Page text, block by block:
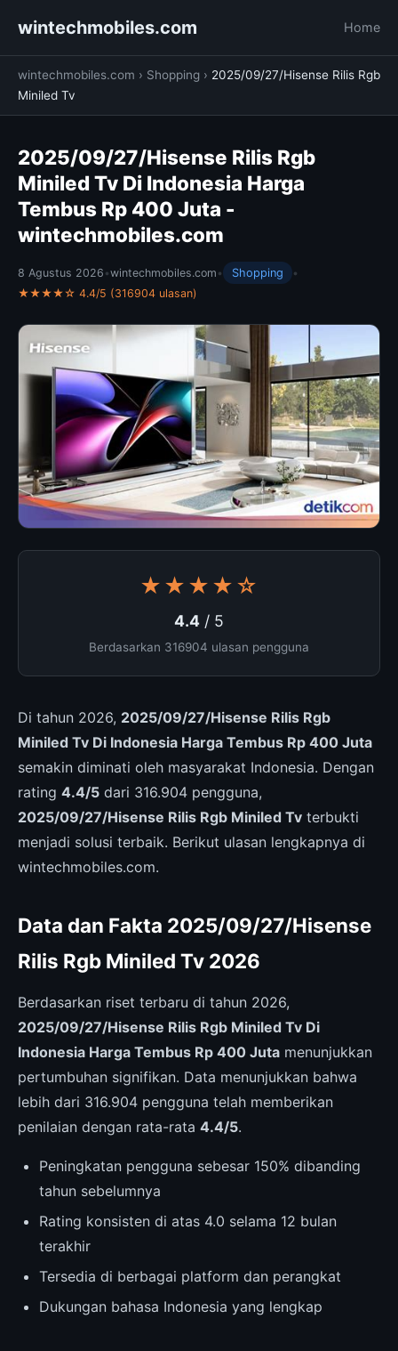
wintechmobiles.com Home
wintechmobiles.com › Shopping › 2025/09/27/Hisense Rilis Rgb
Miniled Tv
2025/09/27/Hisense Rilis Rgb
Miniled Tv Di Indonesia Harga
Tembus Rp 400 Juta -
wintechmobiles.com
8 Agustus 2026 •wintechmobiles.com • Shopping
•
★★★★☆ 4.4/5 (316904 ulasan)
★★★★☆
4.4 / 5
Berdasarkan 316904 ulasan pengguna
Di tahun 2026, 2025/09/27/Hisense Rilis Rgb
Miniled Tv Di Indonesia Harga Tembus Rp 400 Juta
semakin diminati oleh masyarakat Indonesia. Dengan
rating 4.4/5 dari 316.904 pengguna,
2025/09/27/Hisense Rilis Rgb Miniled Tv terbukti
menjadi solusi terbaik. Berikut ulasan lengkapnya di
wintechmobiles.com.
Data dan Fakta 2025/09/27/Hisense
Rilis Rgb Miniled Tv 2026
Berdasarkan riset terbaru di tahun 2026,
2025/09/27/Hisense Rilis Rgb Miniled Tv Di
Indonesia Harga Tembus Rp 400 Juta menunjukkan
pertumbuhan signifikan. Data menunjukkan bahwa
lebih dari 316.904 pengguna telah memberikan
penilaian dengan rata-rata 4.4/5.
Peningkatan pengguna sebesar 150% dibanding
tahun sebelumnya
Rating konsisten di atas 4.0 selama 12 bulan
terakhir
Tersedia di berbagai platform dan perangkat
Dukungan bahasa Indonesia yang lengkap